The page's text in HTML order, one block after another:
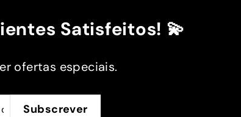
Satisfeitos! 💫
ofertas especiais.
Subscrever